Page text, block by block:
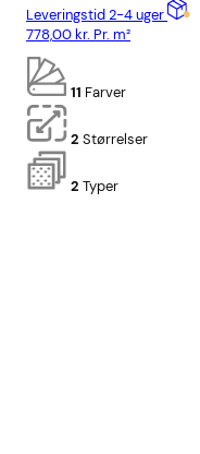
Leveringstid 2-4 uger
778,00kr. Pr. m²
11 Farver
2 Størrelser
2 Typer